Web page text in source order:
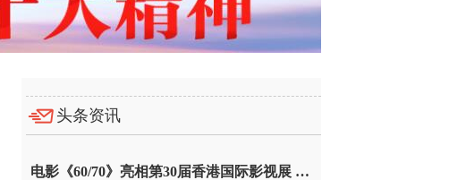
头条资讯
电影《60/70》亮相第30届香港国际影视展 冲刺戛纳备